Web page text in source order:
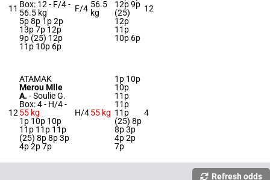
11 Box: 12 - F/4 -
56.5 kg
5p 8p 1p 2p
13p 7p 12p
9p (25) 12p
11p 10p 6p
F/4 56.5
kg
12p 9p
(25)
12p
11p
10p 6p
12
12
ATAMAK
Merou Mlle
A. -Soulie G.
Box: 4 - H/4 -
55 kg
1p 10p 10p
11p 11p 11p
(25) 8p 8p 3p
4p 2p 7p
H/455 kg
1p 10p
10p
11p
11p
11p
(25) 8p
8p 3p
4p 2p
7p
4
Refresh odds